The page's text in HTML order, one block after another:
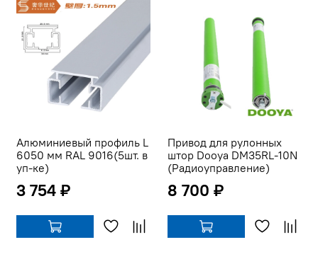
Алюминиевый профиль L
6050 мм RAL 9016(5шт. в
уп-ке)
3 754 ₽
Привод для рулонных
штор Dooya DM35RL-10N
(Радиоуправление)
8 700 ₽